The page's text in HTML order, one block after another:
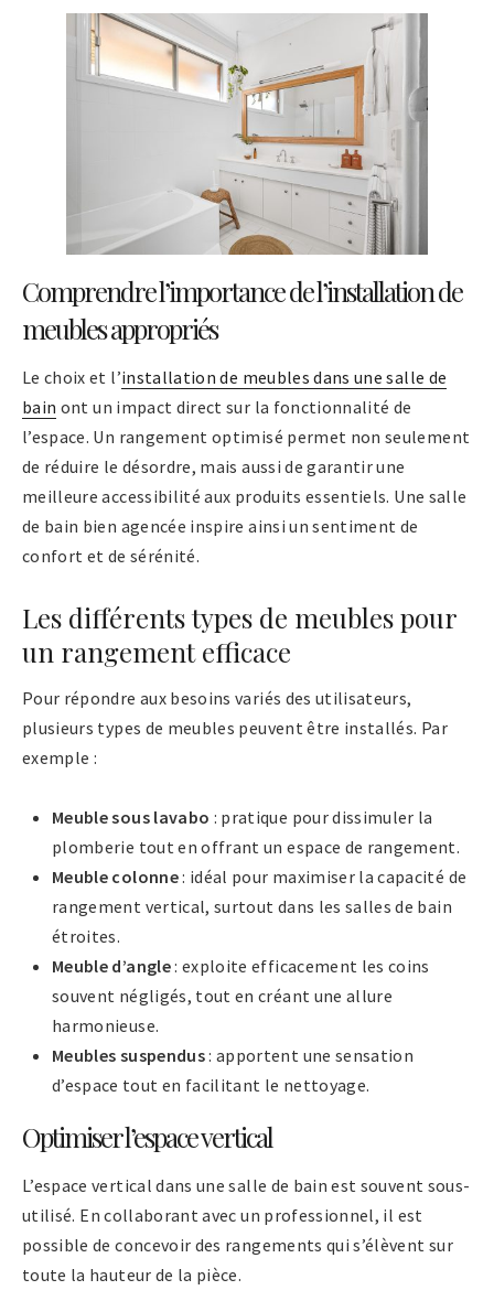
Comprendre l’importance de l’installation de
meubles appropriés
Le choix et l’installation de meubles dans une salle de
bain ont un impact direct sur la fonctionnalité de
l’espace. Un rangement optimisé permet non seulement
de réduire le désordre, mais aussi de garantir une
meilleure accessibilité aux produits essentiels. Une salle
de bain bien agencée inspire ainsi un sentiment de
confort et de sérénité.
Les différents types de meubles pour
un rangement efficace
Pour répondre aux besoins variés des utilisateurs,
plusieurs types de meubles peuvent être installés. Par
exemple :
Meuble sous lavabo : pratique pour dissimuler la
plomberie tout en offrant un espace de rangement.
Meuble colonne: idéal pour maximiser la capacité de
rangement vertical, surtout dans les salles de bain
étroites.
Meuble d’angle: exploite efficacement les coins
souvent négligés, tout en créant une allure
harmonieuse.
Meubles suspendus: apportent une sensation
d’espace tout en facilitant le nettoyage.
Optimiser l’espace vertical
L’espace vertical dans une salle de bain est souvent sous-
utilisé. En collaborant avec un professionnel, il est
possible de concevoir des rangements qui s’élèvent sur
toute la hauteur de la pièce.